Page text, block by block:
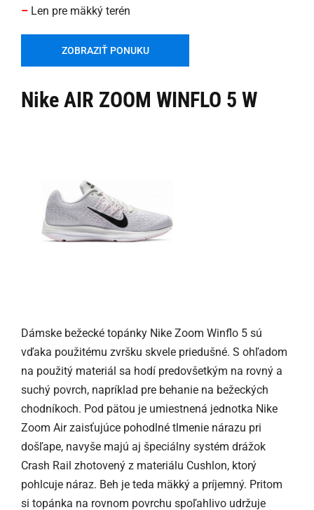
– Len pre mäkký terén
ZOBRAZIŤ PONUKU
Nike AIR ZOOM WINFLO 5 W
Dámske bežecké topánky Nike Zoom Winflo 5 sú
vďaka použitému zvršku skvele priedušné. S ohľadom
na použitý materiál sa hodí predovšetkým na rovný a
suchý povrch, napríklad pre behanie na bežeckých
chodníkoch. Pod pätou je umiestnená jednotka Nike
Zoom Air zaisťujúce pohodlné tlmenie nárazu pri
došľape, navyše majú aj špeciálny systém drážok
Crash Rail zhotovený z materiálu Cushlon, ktorý
pohlcuje náraz. Beh je teda mäkký a príjemný. Pritom
si topánka na rovnom povrchu spoľahlivo udržuje